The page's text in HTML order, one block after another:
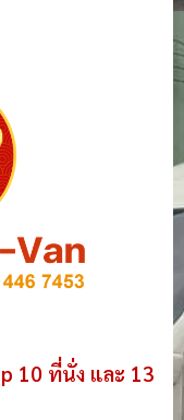
10 ที่นั่ง และ 13